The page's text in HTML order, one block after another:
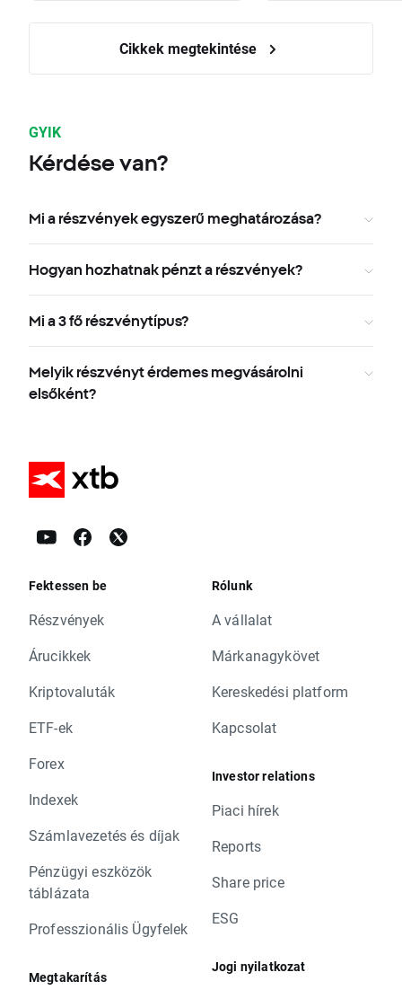
Cikkek megtekintése
GYIK
Kérdése van?
Mi a részvények egyszerű meghatározása?
Hogyan hozhatnak pénzt a részvények?
Mi a 3 fő részvénytípus?
Melyik részvényt érdemes megvásárolni
elsőként?
Fektessen be
Részvények
Árucikkek
Kriptovaluták
ETF-ek
Forex
Indexek
Számlavezetés és díjak
Pénzügyi eszközök
táblázata
Professzionális Ügyfelek
Megtakarítás
Rólunk
A vállalat
Márkanagykövet
Kereskedési platform
Kapcsolat
Investor relations
Piaci hírek
Reports
Share price
ESG
Jogi nyilatkozat